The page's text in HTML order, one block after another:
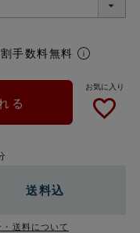
手数料無料
る
送料込
送料について